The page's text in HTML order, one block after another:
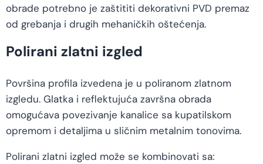
obrade potrebno je zaštititi dekorativni PVD premaz
od grebanja i drugih mehaničkih oštećenja.
Polirani zlatni izgled
Površina profila izvedena je u poliranom zlatnom
izgledu. Glatka i reflektujuća završna obrada
omogućava povezivanje kanalice sa kupatilskom
opremom i detaljima u sličnim metalnim tonovima.
Polirani zlatni izgled može se kombinovati sa: